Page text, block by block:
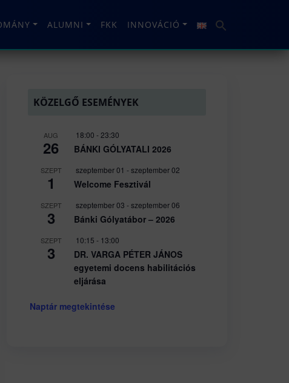
ALUMNI FKK INNOVÁCIÓ
KÖZELGŐ ESEMÉNYEK
AUG
26
18:00 - 23:30
BÁNKI GÓLYATALI 2026
SZEPT
1
szeptember 01 -szeptember 02
Welcome Fesztivál
SZEPT
3
szeptember 03 -szeptember 06
Bánki Gólyatábor – 2026
SZEPT
3
10:15 - 13:00
DR. VARGA PÉTER JÁNOS
egyetemi docens habilitációs
eljárása
Naptár megtekintése